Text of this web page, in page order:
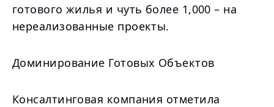
готового жилья и чуть более 1,000 – на
нереализованные проекты.
Доминирование Готовых Объектов
Консалтинговая компания отметила